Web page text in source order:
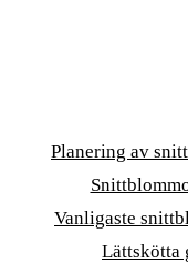
Planering av
Vanligaste
Lättskötta